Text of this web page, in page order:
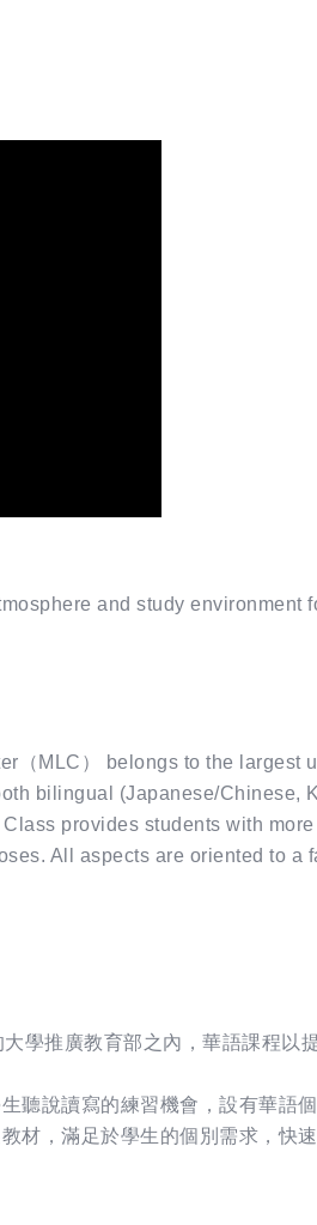
and study environment
（MLC） belongs to the largest
bilingual (Japanese/
provides students with
All aspects are oriented to a
學推廣教育部之內，華語課程以
聽說讀寫的練習機會，設有華語個
材，滿足於學生的個別需求，快速